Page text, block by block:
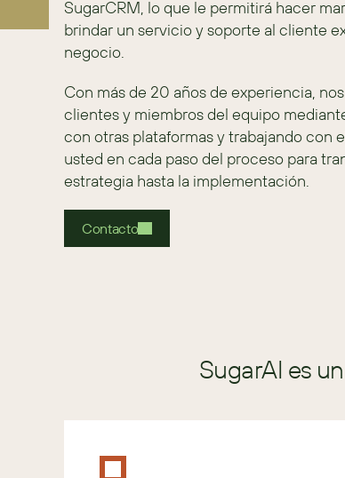
SugarCRM, lo que le permitirá hacer
brindar un servicio y soporte al cliente
negocio.
Con más de 20 años de experiencia,
clientes y miembros del equipo
con otras plataformas y trabajando con
usted en cada paso del proceso para
estrategia hasta la implementación.
Contacto
SugarAI es